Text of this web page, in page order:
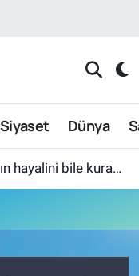
Siyaset Dünya
döktüğü gözyaşı duygulandırdı